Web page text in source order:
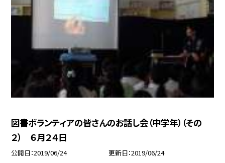
図書ボランティアの皆さんのお話し会（中学年）（その
２） ６月２４日
公開日 2019/06/24 更新日 2019/06/24